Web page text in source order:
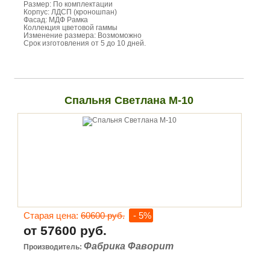
Размер: По комплектации
Корпус: ЛДСП (кроношпан)
Фасад: МДФ Рамка
Коллекция цветовой гаммы
Изменение размера: Возмоможно
Срок изготовления от 5 до 10 дней.
Спальня Светлана М-10
Старая цена: 60600 руб. - 5%
от 57600 руб.
Производитель: Фабрика Фаворит